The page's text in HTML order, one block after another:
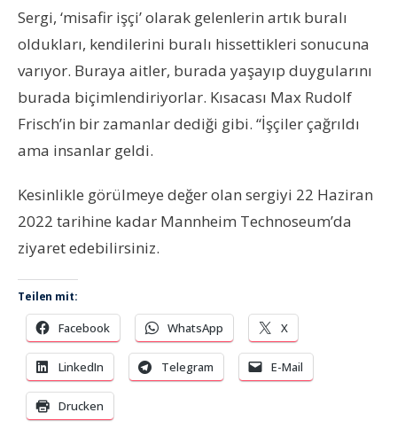
Sergi, ‘misafir işçi’ olarak gelenlerin artık buralı
oldukları, kendilerini buralı hissettikleri sonucuna
varıyor. Buraya aitler, burada yaşayıp duygularını
burada biçimlendiriyorlar. Kısacası Max Rudolf
Frisch’in bir zamanlar dediği gibi. “İşçiler çağrıldı
ama insanlar geldi.
Kesinlikle görülmeye değer olan sergiyi 22 Haziran
2022 tarihine kadar Mannheim Technoseum’da
ziyaret edebilirsiniz.
Teilen mit:
Facebook WhatsApp X
LinkedIn Telegram E-Mail
Drucken